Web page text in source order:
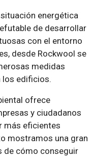
energética
de desarrollar
con el entorno
desde Rockwool se
medidas
los edificios.
ofrece
y ciudadanos
más eficientes
mostramos una gran
de cómo conseguir